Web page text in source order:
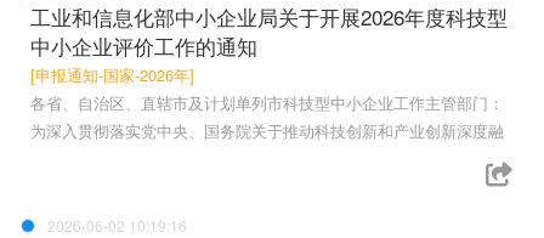
工业和信息化部中小企业局关于开展2026年度科技型
中小企业评价工作的通知
[申报通知-国家-2026年]
各省、自治区、直辖市及计划单列市科技型中小企业工作主管部门：
为深入贯彻落实党中央、国务院关于推动科技创新和产业创新深度融
2026-06-02 10:19:16